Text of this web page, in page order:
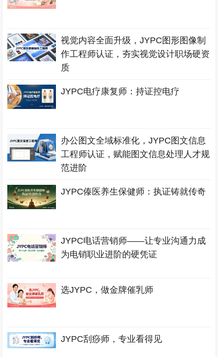
视觉内容全面升级，JYPC图形图像制
作工程师认证，夯实视觉设计职场硬资
质
JYPC电疗康复师：持证控电疗
办公图文全域标准化，JYPC图文信息
工程师认证，赋能图文信息处理人才规
范进阶
JYPC傣医养生保健师：执证铸就传奇
JYPC电话营销师——让专业沟通力成
为电销职业进阶的硬凭证
选JYPC，做金牌催乳师
JYPC刮痧师，专业看得见